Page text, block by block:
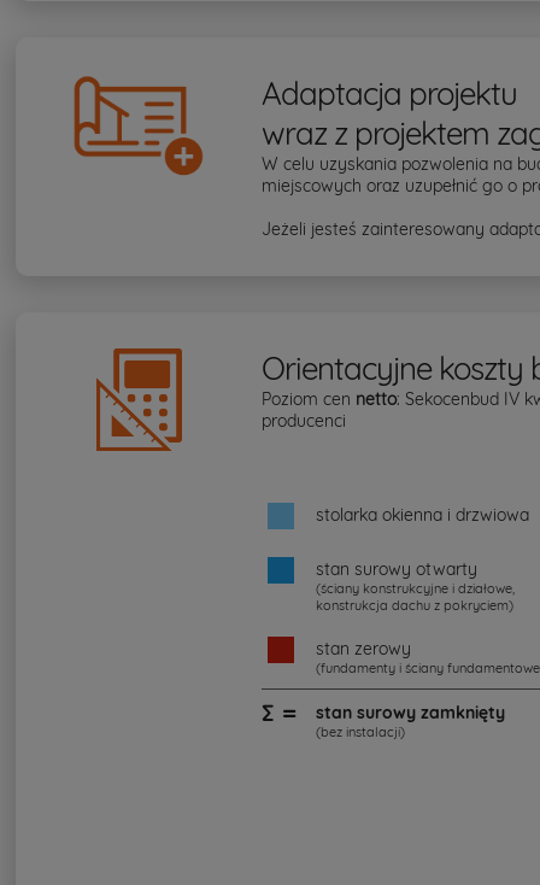
Adaptacja projektu
wraz z projektem
W celu uzyskania pozwolenia na
miejscowych oraz uzupełnić go o
Jeżeli jesteś zainteresowany
Orientacyjne koszty
Poziom cen netto: Sekocenbud IV
producenci
stolarka okienna i drzwiowa
stan surowy otwarty
(ściany konstrukcyjne i działowe,
konstrukcja dachu z pokryciem)
stan zerowy
(fundamenty i ściany
∑ = stan surowy zamknięty
(bez instalacji)